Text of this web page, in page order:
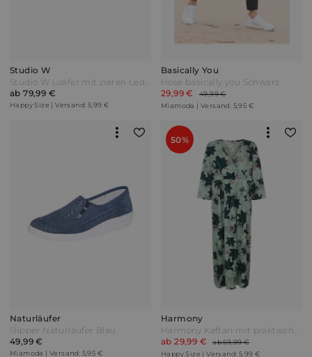
Studio W
Studio W Loafer mit zieren Leder-Quasten Dunkelbraun
ab 79,99 €
Happy Size | Versand: 5,99 €
Basically You
Hose basically you Schwarz
29,99 €
49,99 €
Miamoda | Versand: 5,95 €
Naturläufer
Slipper Naturläufer Blau
49,99 €
Miamoda | Versand: 5,95 €
50%
Harmony
Harmony Kaftan mit praktischen Seitenschlitzen Lindgrün/Tannengrün
ab 29,99 €
ab 59,99 €
Happy Size | Versand: 5,99 €